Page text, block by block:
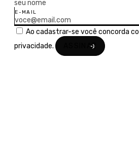
E-MAIL
Ao cadastrar-se você concorda
privacidade.